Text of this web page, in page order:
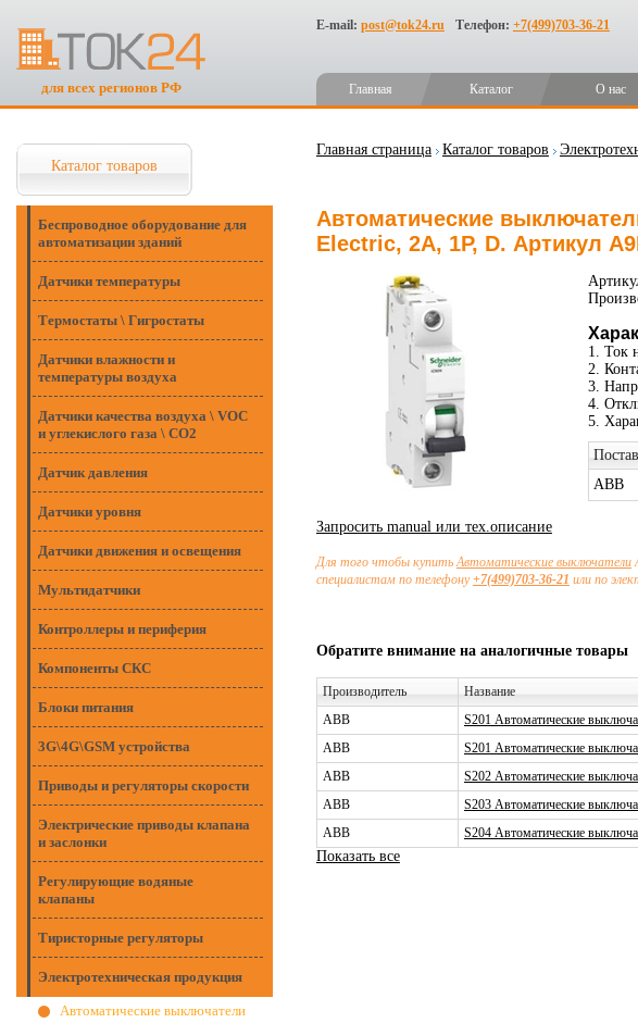
для всех регионов РФ
E-mail: post@tok24.ru Телефон: +7(499)703-36-21
Главная Каталог О нас
Каталог товаров
Беспроводное оборудование для
автоматизации зданий
Датчики температуры
Термостаты \ Гигростаты
Датчики влажности и
температуры воздуха
Датчики качества воздуха \ VOC
и углекислого газа \ CO2
Датчик давления
Датчики уровня
Датчики движения и освещения
Мультидатчики
Контроллеры и периферия
Компоненты СКС
Блоки питания
3G\4G\GSM устройства
Приводы и регуляторы скорости
Электрические приводы клапана
и заслонки
Регулирующие водяные
клапаны
Тиристорные регуляторы
Электротехническая продукция
Автоматические выключатели
Главная страница Каталог товаров
Автоматические
Electric, 2А, 1P, D. Артикул
1. Ток
2.
3.
4.
5.
ABB
Запросить manual или тех.описание
Для того чтобы купитьАвтоматические выключатели
специалистам по телефону+7(499)703-36-21 или по
Обратите внимание на аналогичные товары
Производитель Название
ABB
S201 Автоматические
ABB
S201 Автоматические
ABB
S202 Автоматические
ABB
S203 Автоматические
ABB
S204 Автоматические
Показать все